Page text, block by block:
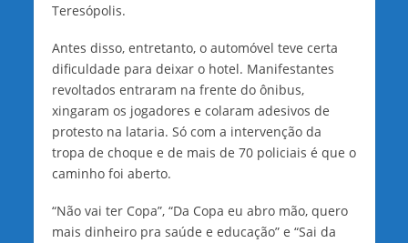
Teresópolis.
Antes disso, entretanto, o automóvel teve certa
dificuldade para deixar o hotel. Manifestantes
revoltados entraram na frente do ônibus,
xingaram os jogadores e colaram adesivos de
protesto na lataria. Só com a intervenção da
tropa de choque e de mais de 70 policiais é que o
caminho foi aberto.
“Não vai ter Copa”, “Da Copa eu abro mão, quero
mais dinheiro pra saúde e educação” e “Sai da